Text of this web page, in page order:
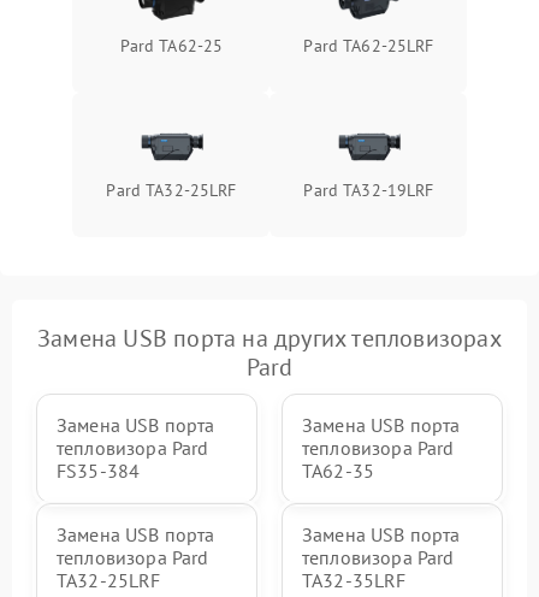
Pard TA62-25 Pard TA62-25LRF
Pard TA32-25LRF Pard TA32-19LRF
Замена USB порта на других тепловизорах
Pard
Замена USB порта
тепловизора Pard
FS35-384
Замена USB порта
тепловизора Pard
TA62-35
Замена USB порта
тепловизора Pard
TA32-25LRF
Замена USB порта
тепловизора Pard
TA32-35LRF